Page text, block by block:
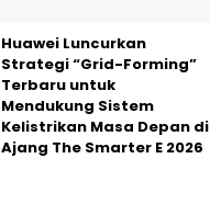
Huawei Luncurkan
Strategi “Grid-Forming”
Terbaru untuk
Mendukung Sistem
Kelistrikan Masa Depan di
Ajang The Smarter E 2026